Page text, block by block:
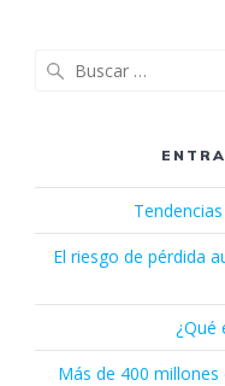
El riesgo de pérdida
¿Qué
Más de 400